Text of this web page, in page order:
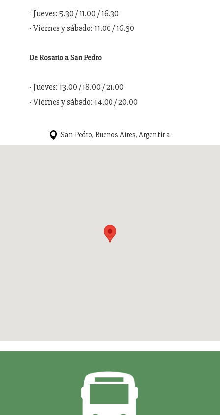
- Jueves: 5.30 / 11.00 / 16.30
- Viernes y sábado: 11.00 / 16.30
De Rosario a San Pedro
- Jueves: 13.00 / 18.00 / 21.00
- Viernes y sábado: 14.00 / 20.00
San Pedro, Buenos Aires, Argentina